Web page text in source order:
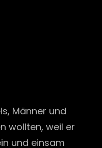
Männer und
wollten, weil er
und einsam